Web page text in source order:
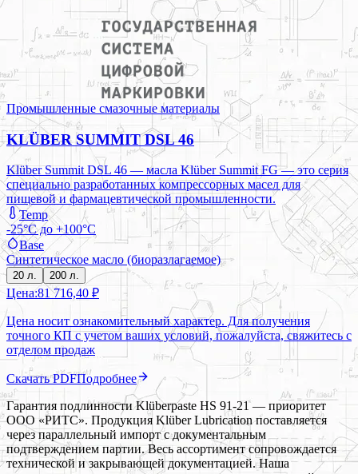
Промышленные смазочные материалы
KLÜBER SUMMIT DSL 46
Klüber Summit DSL 46 — масла Klüber Summit FG — это серия
специально разработанных компрессорных масел для
пищевой и фармацевтической промышленности.
Temp
-25°C до +100°C
Base
Синтетическое масло (биоразлагаемое)
20 л. 200 л.
Цена:81 716,40 ₽
Цена носит ознакомительный характер. Для получения
точного КП с учетом ваших условий, пожалуйста, свяжитесь с
отделом продаж
Скачать PDFПодробнее
Гарантия подлинности Klüberpaste HS 91-21 — приоритет
ООО «РИТС». Продукция Klüber Lubrication поставляется
через параллельный импорт с документальным
подтверждением партии. Весь ассортимент сопровождается
технической и закрывающей документацией. Наша